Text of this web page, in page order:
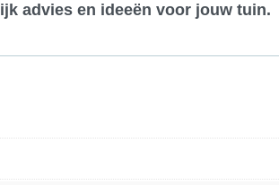
advies en ideeën voor jouw tuin.